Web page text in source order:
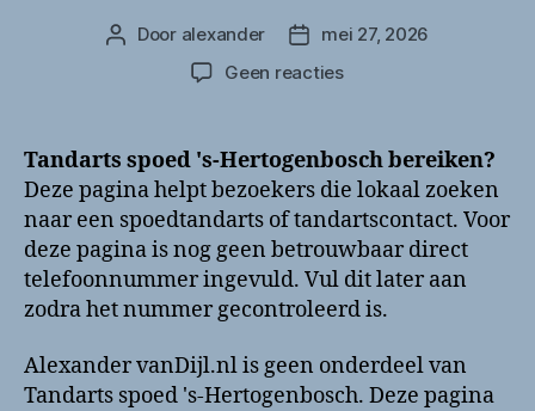
Berichtauteur
Door alexander Berichtdatum
mei 27, 2026
Geen reactiesop
Hertogenbosch
bellen?
Telefoonnummer
en
contactinformatie
Tandarts spoed 's-Hertogenbosch bereiken?
Deze pagina helpt bezoekers die lokaal zoeken
naar een spoedtandarts of tandartscontact. Voor
deze pagina is nog geen betrouwbaar direct
telefoonnummer ingevuld. Vul dit later aan
zodra het nummer gecontroleerd is.
Alexander vanDijl.nl is geen onderdeel van
Tandarts spoed 's-Hertogenbosch. Deze pagina